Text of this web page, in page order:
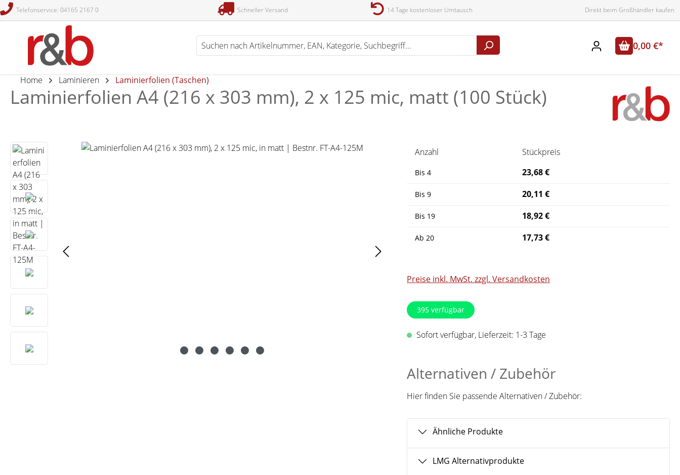
Zur Suche springen
Telefonservice: 04165 2167 0 Schneller Versand 14 Tage kostenloser Umtausch Direkt beim Großhändler kaufen
0,00 €*
Home Laminieren Laminierfolien (Taschen)
Laminierfolien A4 (216 x 303 mm), 2 x 125 mic, matt (100 Stück)
Bildergalerie überspringen Anzahl Stückpreis
Bis 4 23,68 €
Bis 9 20,11 €
Bis 19 18,92 €
Ab 20 17,73 €
Preise inkl. MwSt. zzgl. Versandkosten
395 verfügbar
Sofort verfügbar, Lieferzeit: 1-3 Tage
Alternativen / Zubehör
Hier finden Sie passende Alternativen / Zubehör:
Ähnliche Produkte
LMG Alternativprodukte